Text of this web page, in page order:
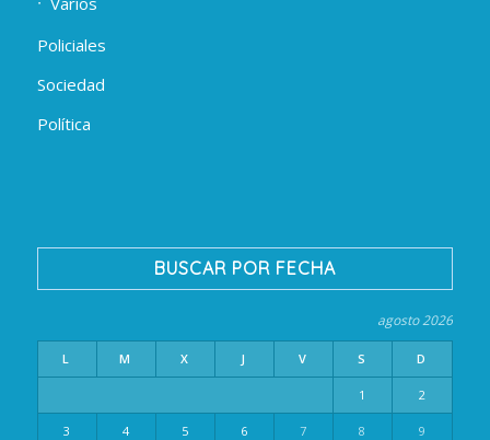
Policiales
Sociedad
Política
BUSCAR POR FECHA
agosto 2026
L M X J V S D
1 2
3 4 5 6 7 8 9